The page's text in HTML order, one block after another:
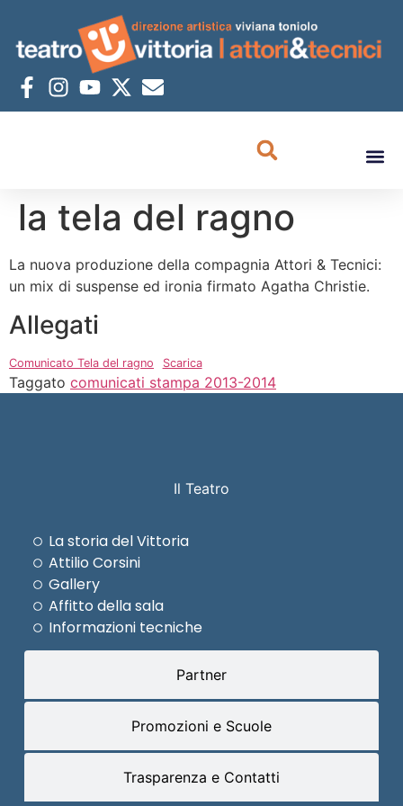
la tela del ragno
La nuova produzione della compagnia Attori & Tecnici:
un mix di suspense ed ironia firmato Agatha Christie.
Allegati
Comunicato Tela del ragno Scarica
Taggato comunicati stampa 2013-2014
Il Teatro
Partner
Promozioni e Scuole
Trasparenza e Contatti
La storia del Vittoria
Attilio Corsini
Gallery
Affitto della sala
Informazioni tecniche